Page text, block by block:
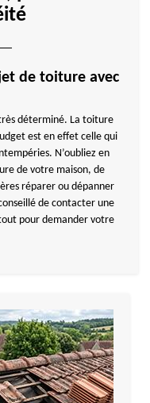
de toiture avec
déterminé. La toiture
est en effet celle qui
N’oubliez en
de votre maison, de
réparer ou dépanner
de contacter une
pour demander votre